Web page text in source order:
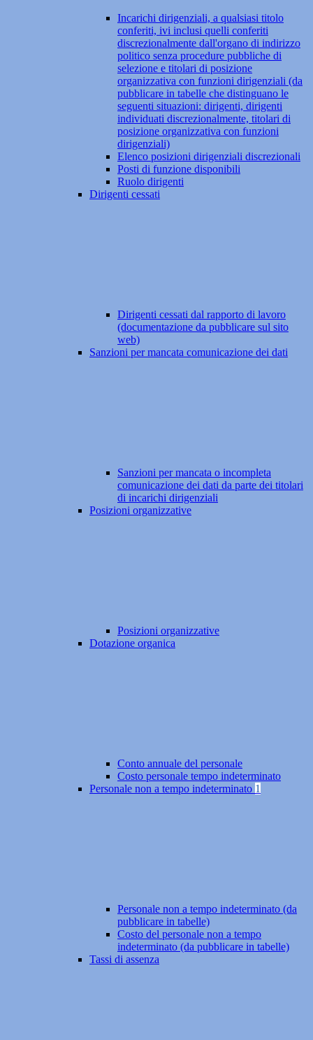
Incarichi dirigenziali, a qualsiasi titolo
conferiti, ivi inclusi quelli conferiti
discrezionalmente dall'organo di indirizzo
politico senza procedure pubbliche di
selezione e titolari di posizione
organizzativa con funzioni dirigenziali (da
pubblicare in tabelle che distinguano le
seguenti situazioni: dirigenti, dirigenti
individuati discrezionalmente, titolari di
posizione organizzativa con funzioni
dirigenziali)
Elenco posizioni dirigenziali discrezionali
Posti di funzione disponibili
Ruolo dirigenti
Dirigenti cessati
Dirigenti cessati dal rapporto di lavoro
(documentazione da pubblicare sul sito
web)
Sanzioni per mancata comunicazione dei dati
Sanzioni per mancata o incompleta
comunicazione dei dati da parte dei titolari
di incarichi dirigenziali
Posizioni organizzative
Posizioni organizzative
Dotazione organica
Conto annuale del personale
Costo personale tempo indeterminato
Personale non a tempo indeterminato 1
Personale non a tempo indeterminato (da
pubblicare in tabelle)
Costo del personale non a tempo
indeterminato (da pubblicare in tabelle)
Tassi di assenza